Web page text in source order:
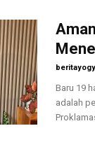
Baru 19
adalah